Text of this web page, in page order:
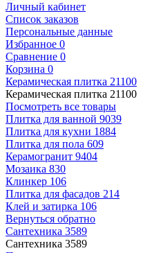
Личный кабинет
Список заказов
Персональные данные
Избранное 0
Сравнение 0
Корзина 0
Керамическая плитка 21100
Керамическая плитка 21100
Посмотреть все товары
Плитка для ванной 9039
Плитка для кухни 1884
Плитка для пола 609
Керамогранит 9404
Мозаика 830
Клинкер 106
Плитка для фасадов 214
Клей и затирка 106
Вернуться обратно
Сантехника 3589
Сантехника 3589